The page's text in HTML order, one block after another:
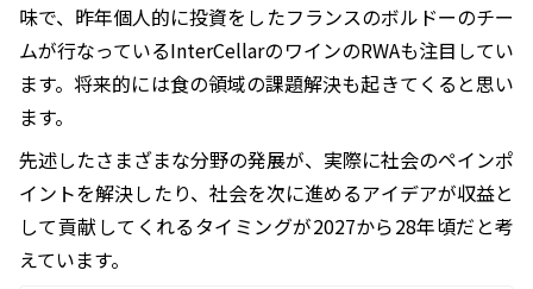
味で、昨年個人的に投資をしたフランスのボルドーのチー
ムが行なっているInterCellarのワインのRWAも注目してい
ます。将来的には食の領域の課題解決も起きてくると思い
ます。
先述したさまざまな分野の発展が、実際に社会のペインポ
イントを解決したり、社会を次に進めるアイデアが収益と
して貢献してくれるタイミングが2027から28年頃だと考
えています。